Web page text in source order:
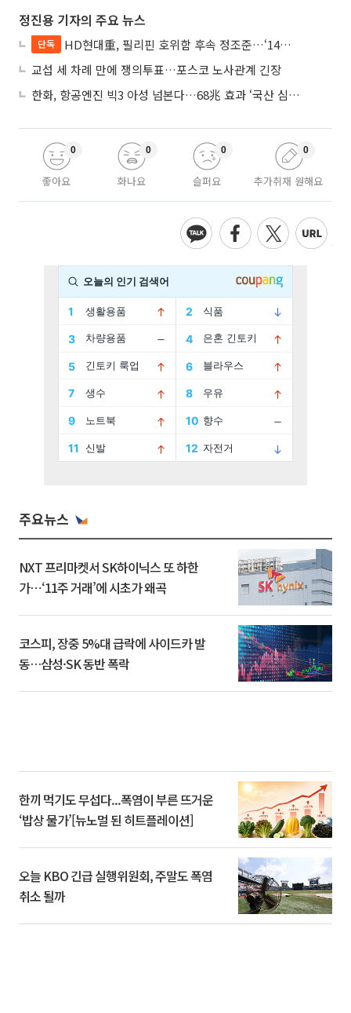
정진용 기자의 주요 뉴스
단독
HD현대重, 필리핀 호위함 후속 정조준…‘14척+α’ 싹쓸이 노린다
교섭 세 차례 만에 쟁의투표…포스코 노사관계 긴장
한화, 항공엔진 빅3 아성 넘본다…68兆 효과 ‘국산 심장’ 시동
좋아요
0
화나요
0
슬퍼요
0
추가취재 원해요
0
주요뉴스
NXT 프리마켓서 SK하이닉스 또 하한
가⋯‘11주 거래’에 시초가 왜곡
코스피, 장중 5%대 급락에 사이드카 발
동…삼성·SK 동반 폭락
한끼 먹기도 무섭다...폭염이 부른 뜨거운
‘밥상 물가’[뉴노멀 된 히트플레이션]
오늘 KBO 긴급 실행위원회, 주말도 폭염
취소 될까